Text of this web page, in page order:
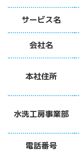
サービス名
会社名
本社住所
水洗工房事業部
電話番号